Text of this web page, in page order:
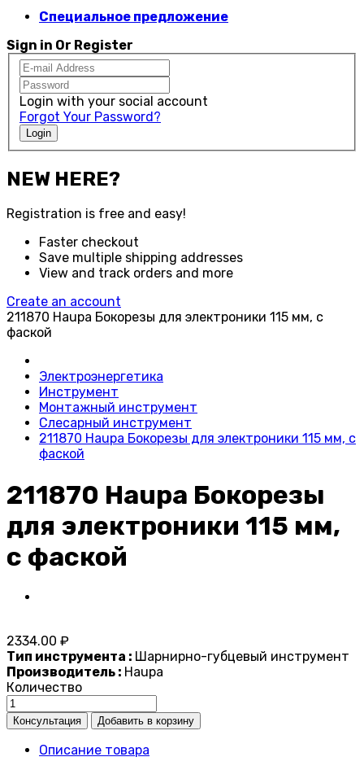
Специальное предложение
Sign in Or Register
Login with your social account
Forgot Your Password?
Login
NEW HERE?
Registration is free and easy!
Faster checkout
Save multiple shipping addresses
View and track orders and more
Create an account
211870 Haupa Бокорезы для электроники 115 мм, с
фаской
Электроэнергетика
Инструмент
Монтажный инструмент
Слесарный инструмент
211870 Haupa Бокорезы для электроники 115 мм, с
фаской
211870 Haupa Бокорезы
для электроники 115 мм,
с фаской
2334.00 ₽
Тип инструмента : Шарнирно-губцевый инструмент
Производитель : Haupa
Количество
Описание товара